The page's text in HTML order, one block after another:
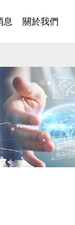
息 關於我們